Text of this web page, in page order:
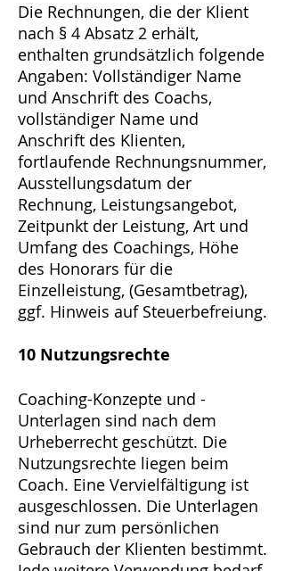
Die Rechnungen, die der Klient
nach § 4 Absatz 2 erhält,
enthalten grundsätzlich folgende
Angaben: Vollständiger Name
und Anschrift des Coachs,
vollständiger Name und
Anschrift des Klienten,
fortlaufende Rechnungsnummer,
Ausstellungsdatum der
Rechnung, Leistungsangebot,
Zeitpunkt der Leistung, Art und
Umfang des Coachings, Höhe
des Honorars für die
Einzelleistung, (Gesamtbetrag),
ggf. Hinweis auf Steuerbefreiung.
10 Nutzungsrechte
Coaching-Konzepte und -
Unterlagen sind nach dem
Urheberrecht geschützt. Die
Nutzungsrechte liegen beim
Coach. Eine Vervielfältigung ist
ausgeschlossen. Die Unterlagen
sind nur zum persönlichen
Gebrauch der Klienten bestimmt.